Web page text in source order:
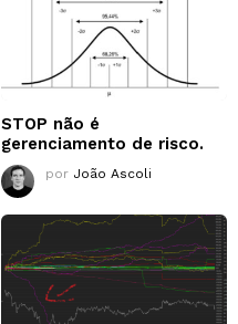
STOP não é
gerenciamento de risco.
por João Ascoli